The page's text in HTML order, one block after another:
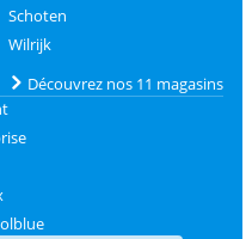
Schoten
Wilrijk
Découvrez nos 11 magasins